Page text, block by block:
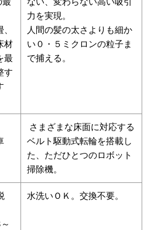
材
最
す
力を実現。
人間の髪の太さよりも細か
い０・５ミクロンの粒子ま
で捕える。
さまざまな床面に対応する
ベルト駆動式転輪を搭載し
た、ただひとつのロボット
掃除機。
水洗いＯＫ。交換不要。